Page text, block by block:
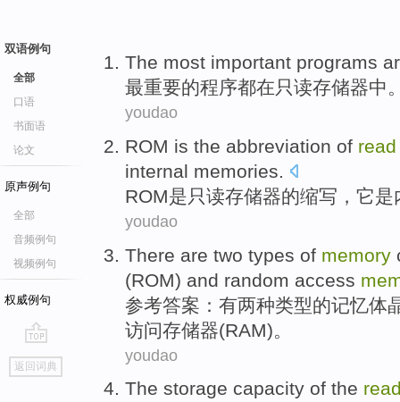
双语例句
全部
口语
书面语
论文
原声例句
全部
音频例句
视频例句
权威例句
go
top
返回词典
The most important programs
最重要的程序都在只读存储器中
youdao
ROM is the abbreviation of
internal memories.
ROM是只读存储器的缩写 ， 它是
youdao
There are two types of memory
(ROM) and random access
参考答案： 有两种类型的记忆体
访问存储器(RAM)。
youdao
The storage capacity of the